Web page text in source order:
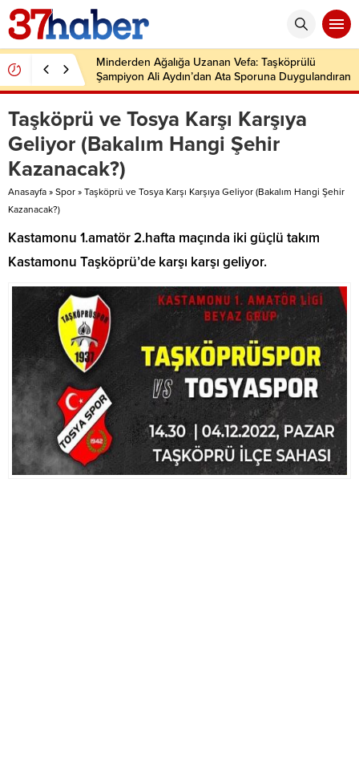
Minderden Ağalığa Uzanan Vefa: Taşköprülü
Şampiyon Ali Aydın’dan Ata Sporuna Duygulandıran
Dönüş
Taşköprü ve Tosya Karşı Karşıya
Geliyor (Bakalım Hangi Şehir
Kazanacak?)
Anasayfa » Spor » Taşköprü ve Tosya Karşı Karşıya Geliyor (Bakalım Hangi Şehir
Kazanacak?)
Kastamonu 1.amatör 2.hafta maçında iki güçlü takım
Kastamonu Taşköprü’de karşı karşı geliyor.